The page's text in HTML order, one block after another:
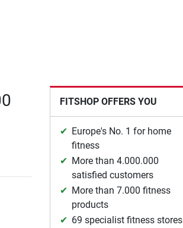
FITSHOP OFFERS YOU
Europe's No. 1 for home
fitness
More than 4.000.000
satisfied customers
More than 7.000 fitness
products
69 specialist fitness stores